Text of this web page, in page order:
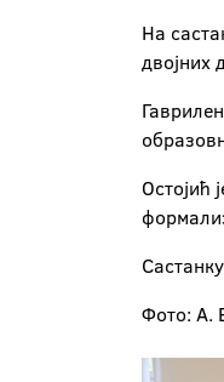
На
двојних
Остојић
Фото: А.